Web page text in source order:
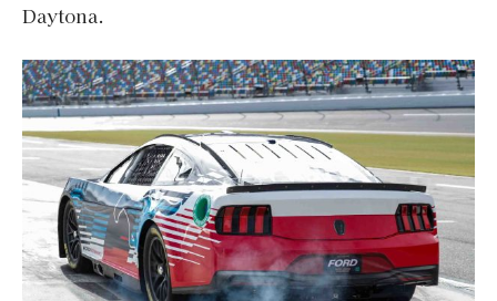
Daytona.